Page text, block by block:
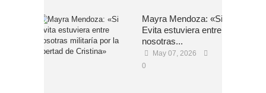
Mayra Mendoza: «Si
Evita estuviera entre
nosotras...
May 07, 2026
0